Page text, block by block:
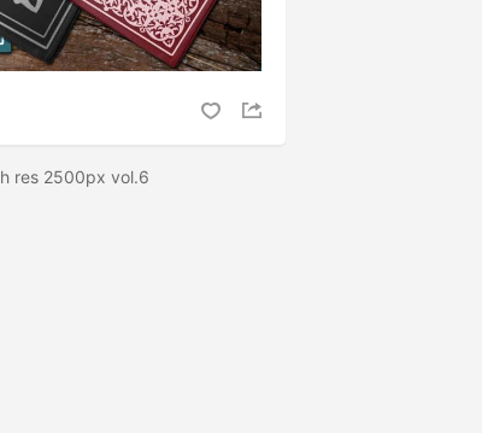
res 2500px vol.6